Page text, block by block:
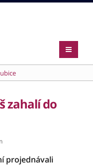
zahalí do
projednávali